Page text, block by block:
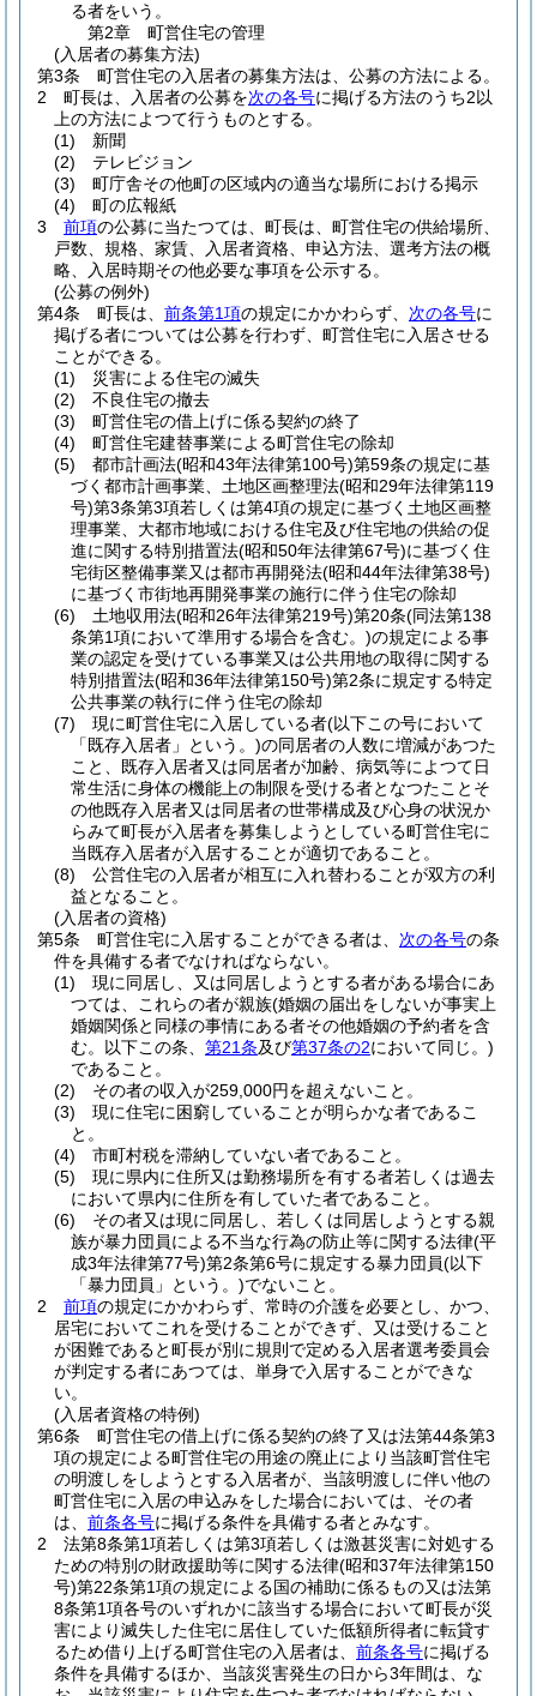
る者をいう。
第2章
町営住宅の管理
(入居者の募集方法)
第3条
町営住宅の入居者の募集方法は、公募の方法による。
2
町長は、入居者の公募を次の各号に掲げる方法のうち2以
上の方法によつて行うものとする。
(1)
新聞
(2)
テレビジョン
(3)
町庁舎その他町の区域内の適当な場所における掲示
(4)
町の広報紙
3
前項の公募に当たつては、町長は、町営住宅の供給場所、
戸数、規格、家賃、入居者資格、申込方法、選考方法の概
略、入居時期その他必要な事項を公示する。
(公募の例外)
第4条
町長は、 前条第1項の規定にかかわらず、 次の各号に
掲げる者については公募を行わず、町営住宅に入居させる
ことができる。
(1)
災害による住宅の滅失
(2)
不良住宅の撤去
(3)
町営住宅の借上げに係る契約の終了
(4)
町営住宅建替事業による町営住宅の除却
(5)
都市計画法(昭和43年法律第100号)第59条の規定に基
づく都市計画事業、土地区画整理法(昭和29年法律第119
号)第3条第3項若しくは第4項の規定に基づく土地区画整
理事業、大都市地域における住宅及び住宅地の供給の促
進に関する特別措置法(昭和50年法律第67号)に基づく住
宅街区整備事業又は都市再開発法(昭和44年法律第38号)
に基づく市街地再開発事業の施行に伴う住宅の除却
(6)
土地収用法(昭和26年法律第219号)第20条(同法第138
条第1項において準用する場合を含む。)の規定による事
業の認定を受けている事業又は公共用地の取得に関する
特別措置法(昭和36年法律第150号)第2条に規定する特定
公共事業の執行に伴う住宅の除却
(7)
現に町営住宅に入居している者(以下この号において
「既存入居者」という。)の同居者の人数に増減があつた
こと、既存入居者又は同居者が加齢、病気等によつて日
常生活に身体の機能上の制限を受ける者となつたことそ
の他既存入居者又は同居者の世帯構成及び心身の状況か
らみて町長が入居者を募集しようとしている町営住宅に
当既存入居者が入居することが適切であること。
(8)
公営住宅の入居者が相互に入れ替わることが双方の利
益となること。
(入居者の資格)
第5条
町営住宅に入居することができる者は、 次の各号の条
件を具備する者でなければならない。
(1)
現に同居し、又は同居しようとする者がある場合にあ
つては、これらの者が親族(婚姻の届出をしないが事実上
婚姻関係と同様の事情にある者その他婚姻の予約者を含
む。以下この条、 第21条及び第37条の2において同じ。)
であること。
(2)
その者の収入が259,000円を超えないこと。
(3)
現に住宅に困窮していることが明らかな者であるこ
と。
(4)
市町村税を滞納していない者であること。
(5)
現に県内に住所又は勤務場所を有する者若しくは過去
において県内に住所を有していた者であること。
(6)
その者又は現に同居し、若しくは同居しようとする親
族が暴力団員による不当な行為の防止等に関する法律(平
成3年法律第77号)第2条第6号に規定する暴力団員(以下
「暴力団員」という。)でないこと。
2
前項の規定にかかわらず、常時の介護を必要とし、かつ、
居宅においてこれを受けることができず、又は受けること
が困難であると町長が別に規則で定める入居者選考委員会
が判定する者にあつては、単身で入居することができな
い。
(入居者資格の特例)
第6条
町営住宅の借上げに係る契約の終了又は法第44条第3
項の規定による町営住宅の用途の廃止により当該町営住宅
の明渡しをしようとする入居者が、当該明渡しに伴い他の
町営住宅に入居の申込みをした場合においては、その者
は、 前条各号に掲げる条件を具備する者とみなす。
2
法第8条第1項若しくは第3項若しくは激甚災害に対処する
ための特別の財政援助等に関する法律(昭和37年法律第150
号)第22条第1項の規定による国の補助に係るもの又は法第
8条第1項各号のいずれかに該当する場合において町長が災
害により滅失した住宅に居住していた低額所得者に転貸す
るため借り上げる町営住宅の入居者は、 前条各号に掲げる
条件を具備するほか、当該災害発生の日から3年間は、な